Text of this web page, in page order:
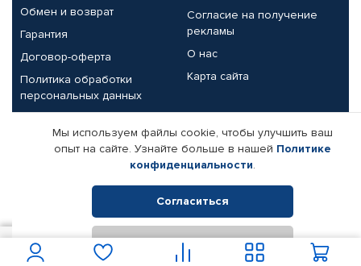
Обмен и возврат
Гарантия
Договор-оферта
Политика обработки
персональных данных
Согласие на получение
рекламы
О нас
Карта сайта
Партнерам
Корпоративным клиентам
Поставщикам
Реквизиты компании
© КАМАЗ ЦЕНТР ДОНЕЦК, 2015-2026. Все права защищены.
Интернет-магазин автомобильных товаров Автопрофи.
Мы используем файлы cookie, чтобы улучшить ваш
опыт на сайте. Узнайте больше в нашей Политике
конфиденциальности.
Согласиться
Отклонить
В корзину